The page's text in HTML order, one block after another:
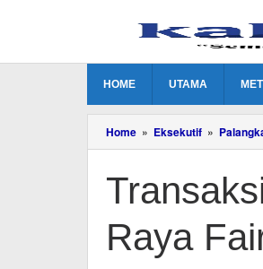
HOME UTAMA
Home » Eksekutif »
Raya